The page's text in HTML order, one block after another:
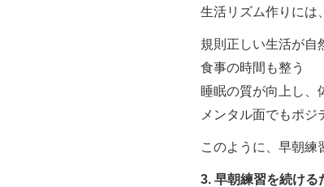
生活リズム作りには
規則正しい生活が自
食事の時間も整う
睡眠の質が向上し、
メンタル面でもポジ
このように、早朝練
3. 早朝練習を続ける